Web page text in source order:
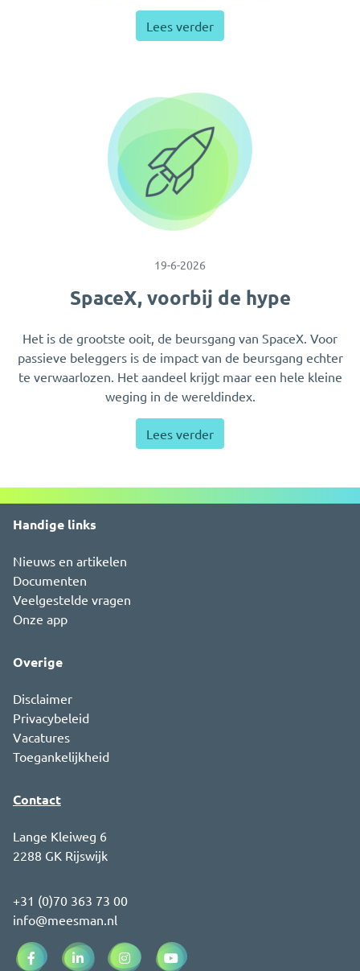
Lees verder
19-6-2026
SpaceX, voorbij de hype
Het is de grootste ooit, de beursgang van SpaceX. Voor
passieve beleggers is de impact van de beursgang echter
te verwaarlozen. Het aandeel krijgt maar een hele kleine
weging in de wereldindex.
Lees verder
Handige links
Nieuws en artikelen
Documenten
Veelgestelde vragen
Onze app
Overige
Disclaimer
Privacybeleid
Vacatures
Toegankelijkheid
Contact
Lange Kleiweg 6
2288 GK Rijswijk
+31 (0)70 363 73 00
info@meesman.nl
Facebook (opent in een nieuw venster)
LinkedIn (opent in een nieuw venster)
Instagram (opent in een nieuw venster)
YouTube (opent in een nieuw